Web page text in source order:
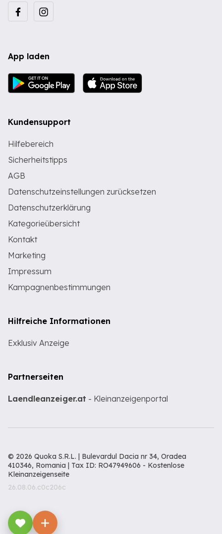
App laden
Kundensupport
Hilfebereich
Sicherheitstipps
AGB
Datenschutzeinstellungen zurücksetzen
Datenschutzerklärung
Kategorieübersicht
Kontakt
Marketing
Impressum
Kampagnenbestimmungen
Hilfreiche Informationen
Exklusiv Anzeige
Partnerseiten
Laendleanzeiger.at - Kleinanzeigenportal
© 2026 Quoka S.R.L. | Bulevardul Dacia nr 34, Oradea
410346, Romania | Tax ID: RO47949606 - Kostenlose
Kleinanzeigenseite
26.08.06.c0c206c